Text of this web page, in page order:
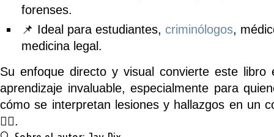
forenses.
📌 Ideal para estudiantes, criminólogos,
medicina legal.
Su enfoque directo y visual convierte este libro
aprendizaje invaluable, especialmente para
cómo se interpretan lesiones y hallazgos en un
🕵️‍♂️.